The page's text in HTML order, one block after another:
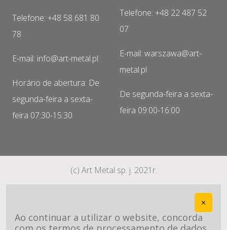
Telefone: +48 58 681 80
78
E-mail: info@art-metal.pl
Horário de abertura: De
segunda-feira a sexta-
feira 07:30-15:30
Telefone: +48 22 487 52
07
E-mail: warszawa@art-
metal.pl
De segunda-feira a sexta-
feira 09:00-16:00
(c) Art Metal sp. j. 2021r.
×
Ao continuar a utilizar o website, concorda